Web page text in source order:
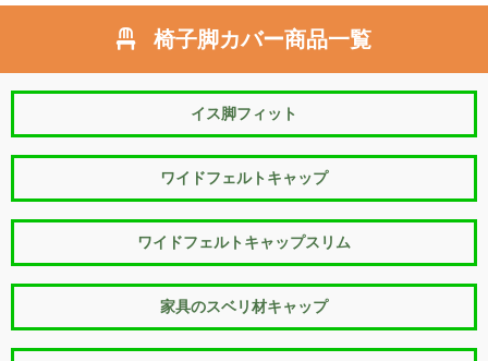
椅子脚カバー商品一覧
イス脚フィット
ワイドフェルトキャップ
ワイドフェルトキャップスリム
家具のスベリ材キャップ